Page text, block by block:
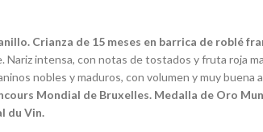
Crianza de 15 meses en barrica de roblé
Nariz intensa, con notas de tostados y fruta roja
nobles y maduros, con volumen y muy buena
Mondial de Bruxelles. Medalla de Oro
du Vin.